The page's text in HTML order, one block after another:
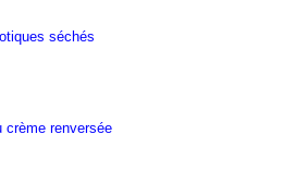
séchés
crème renversée